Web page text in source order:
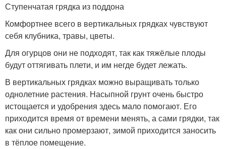
Ступенчатая грядка из поддона
Комфортнее всего в вертикальных грядках чувствуют
себя клубника, травы, цветы.
Для огурцов они не подходят, так как тяжёлые плоды
будут оттягивать плети, и им негде будет лежать.
В вертикальных грядках можно выращивать только
однолетние растения. Насыпной грунт очень быстро
истощается и удобрения здесь мало помогают. Его
приходится время от времени менять, а сами грядки, так
как они сильно промерзают, зимой приходится заносить
в тёплое помещение.